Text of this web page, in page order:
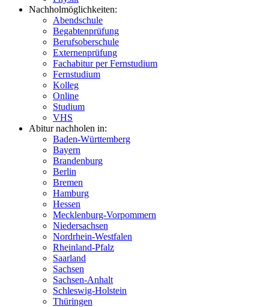
Nachholmöglichkeiten:
Abendschule
Begabtenprüfung
Berufsoberschule
Externenprüfung
Fachabitur per Fernstudium
Fernstudium
Kolleg
Online
Studium
VHS
Abitur nachholen in:
Baden-Württemberg
Bayern
Brandenburg
Berlin
Bremen
Hamburg
Hessen
Mecklenburg-Vorpommern
Niedersachsen
Nordrhein-Westfalen
Rheinland-Pfalz
Saarland
Sachsen
Sachsen-Anhalt
Schleswig-Holstein
Thüringen